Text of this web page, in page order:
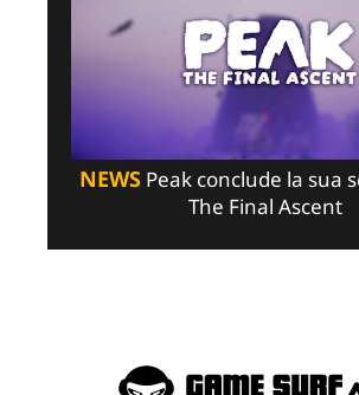
NEWSPeak conclude la sua
The Final Ascent